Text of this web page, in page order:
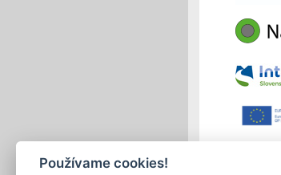
Používame cookies!